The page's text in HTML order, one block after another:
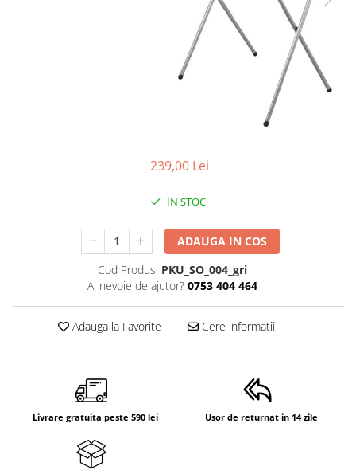
239,00 Lei
IN STOC
ADAUGA IN COS
Cod Produs: PKU_SO_004_gri
Ai nevoie de ajutor? 0753 404 464
Adauga la Favorite Cere informatii
Livrare gratuita peste 590 lei Usor de returnat in 14 zile